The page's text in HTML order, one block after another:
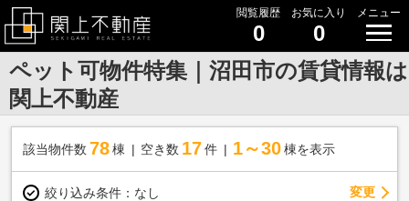
閲覧履歴
0
お気に入り
0
メニュー
ペット可物件特集｜沼田市の賃貸情報は
関上不動産
該当物件数 78棟 空き数 17 件 1～30 棟を表示
絞り込み条件： なし 変更